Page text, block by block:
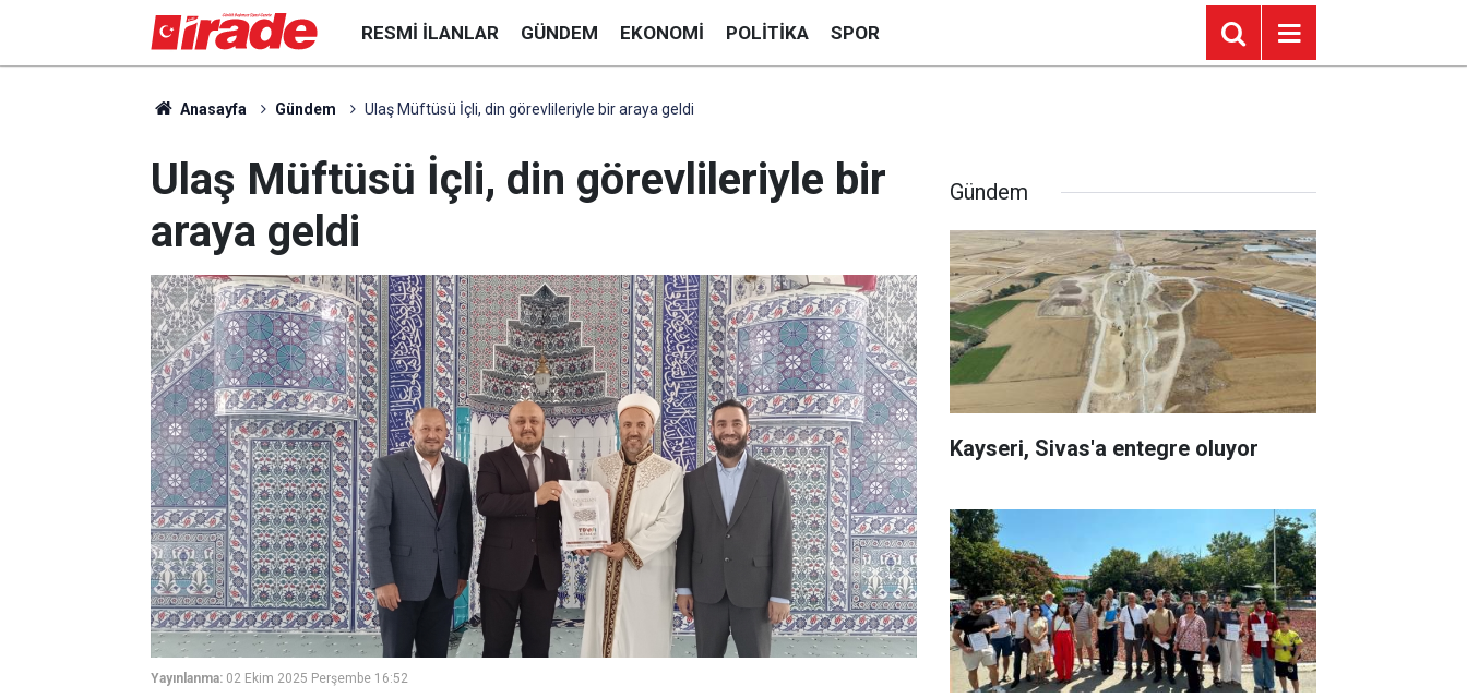
RESMI İLANLAR GÜNDEM EKONOMI POLITIKA SPOR
Anasayfa Gündem Ulaş Müftüsü İçli, din görevlileriyle bir araya geldi
Ulaş Müftüsü İçli, din görevlileriyle bir
araya geldi
Yayınlanma: 02 Ekim 2025 Perşembe 16:52
Gündem
Kayseri, Sivas'a entegre oluyor